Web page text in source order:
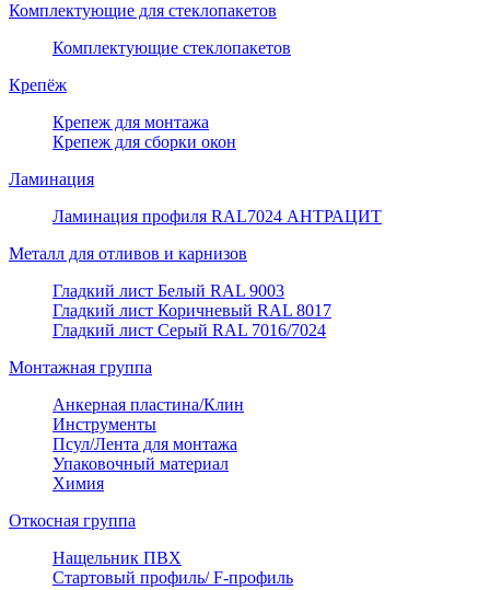
Комплектующие для стеклопакетов
Комплектующие стеклопакетов
Крепёж
Крепеж для монтажа
Крепеж для сборки окон
Ламинация
Ламинация профиля RAL7024 АНТРАЦИТ
Металл для отливов и карнизов
Гладкий лист Белый RAL 9003
Гладкий лист Коричневый RAL 8017
Гладкий лист Серый RAL 7016/7024
Монтажная группа
Анкерная пластина/Клин
Инструменты
Псул/Лента для монтажа
Упаковочный материал
Химия
Откосная группа
Нащельник ПВХ
Стартовый профиль/ F-профиль